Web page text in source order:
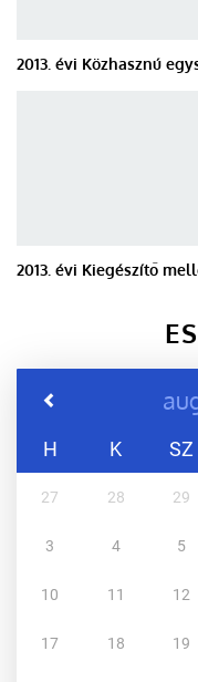
2013. évi Közhasznú
2013. évi Kiegészítő
H K SZ
27 28 29
3 4 5
10 11 12
17 18 19